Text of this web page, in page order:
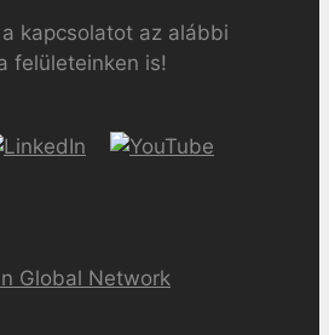
kapcsolatot az alábbi
felületeinken is!